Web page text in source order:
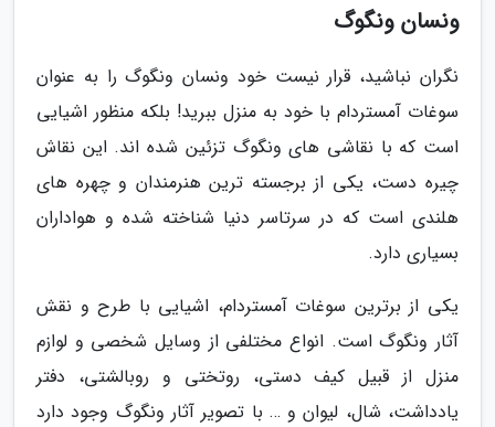
ونسان ونگوگ
نگران نباشید، قرار نیست خود ونسان ونگوگ را به عنوان
سوغات آمستردام با خود به منزل ببرید! بلکه منظور اشیایی
است که با نقاشی های ونگوگ تزئین شده اند. این نقاش
چیره دست، یکی از برجسته ترین هنرمندان و چهره های
هلندی است که در سرتاسر دنیا شناخته شده و هواداران
بسیاری دارد.
یکی از برترین سوغات آمستردام، اشیایی با طرح و نقش
آثار ونگوگ است. انواع مختلفی از وسایل شخصی و لوازم
منزل از قبیل کیف دستی، روتختی و روبالشتی، دفتر
یادداشت، شال، لیوان و … با تصویر آثار ونگوگ وجود دارد